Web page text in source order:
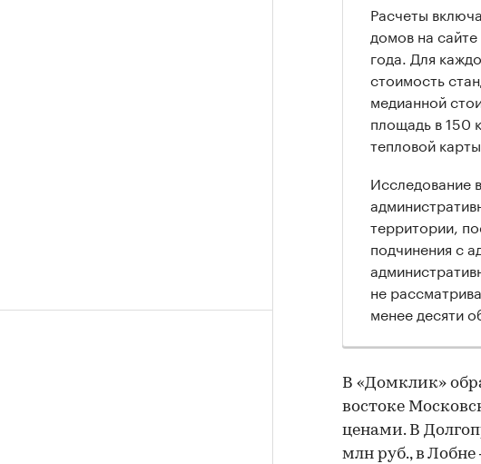
Расчеты
домов на
года. Для
стоимость
медианной
площадь в 150
тепловой
Исследование
территории,
подчинения с
не
менее десяти
В «Домклик»
востоке
ценами. В
млн руб., в